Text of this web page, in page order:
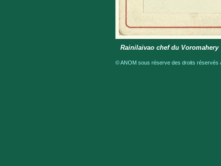
Rainilaivao chef du Voromahery
© ANOM sous réserve des droits réservés